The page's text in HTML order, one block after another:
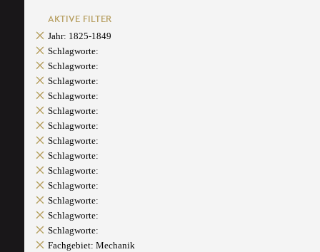
AKTIVE FILTER
Jahr: 1825-1849
Schlagworte:
Schlagworte:
Schlagworte:
Schlagworte:
Schlagworte:
Schlagworte:
Schlagworte:
Schlagworte:
Schlagworte:
Schlagworte:
Schlagworte:
Schlagworte:
Schlagworte:
Fachgebiet: Mechanik